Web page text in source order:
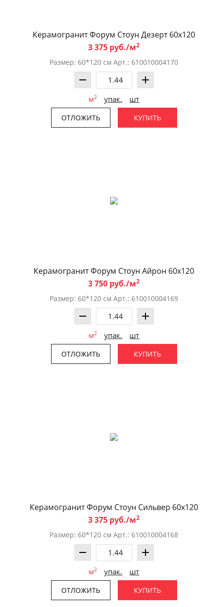
Керамогранит Форум Стоун Дезерт 60x120
3 375 руб./м2
Размер: 60*120 см Арт.: 610010004170
м2 упак. шт
ОТЛОЖИТЬ КУПИТЬ
Керамогранит Форум Стоун Айрон 60x120
3 750 руб./м2
Размер: 60*120 см Арт.: 610010004169
м2 упак. шт
ОТЛОЖИТЬ КУПИТЬ
Керамогранит Форум Стоун Сильвер 60x120
3 375 руб./м2
Размер: 60*120 см Арт.: 610010004168
м2 упак. шт
ОТЛОЖИТЬ КУПИТЬ